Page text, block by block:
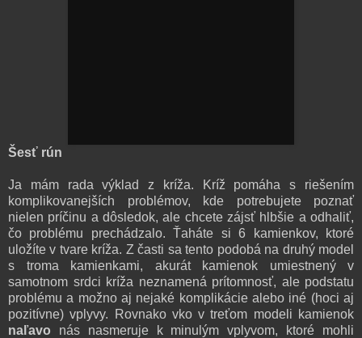
Šesť rún
Ja mám rada výklad z kríža. Kríž pomáha s riešením
komplikovanejších problémov, kde potrebujete poznať
nielen príčinu a dôsledok, ale chcete zájsť hlbšie a odhaliť,
čo problému prechádzalo. Ťaháte si 6 kamienkov, ktoré
uložíte v tvare kríža. Z časti sa tento podobá na druhý model
s troma kamienkami, akurát kamienok umiestnený v
samotnom srdci kríža neznamená prítomnosť, ale podstatu
problému a možno aj nejaké komplikácie alebo iné (hoci aj
pozitívne) vplyvy. Rovnako vko v treťom modeli kamienok
naľavo nás nasmeruje k minulým vplyvom, ktoré mohli